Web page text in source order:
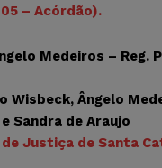
– Acórdão).
Medeiros – Reg.
Wisbeck, Ângelo
Sandra de Araujo
Justiça de Santa